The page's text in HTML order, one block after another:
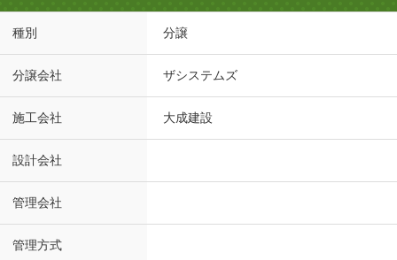
種別 分譲
分譲会社 ザシステムズ
施工会社 大成建設
設計会社
管理会社
管理方式